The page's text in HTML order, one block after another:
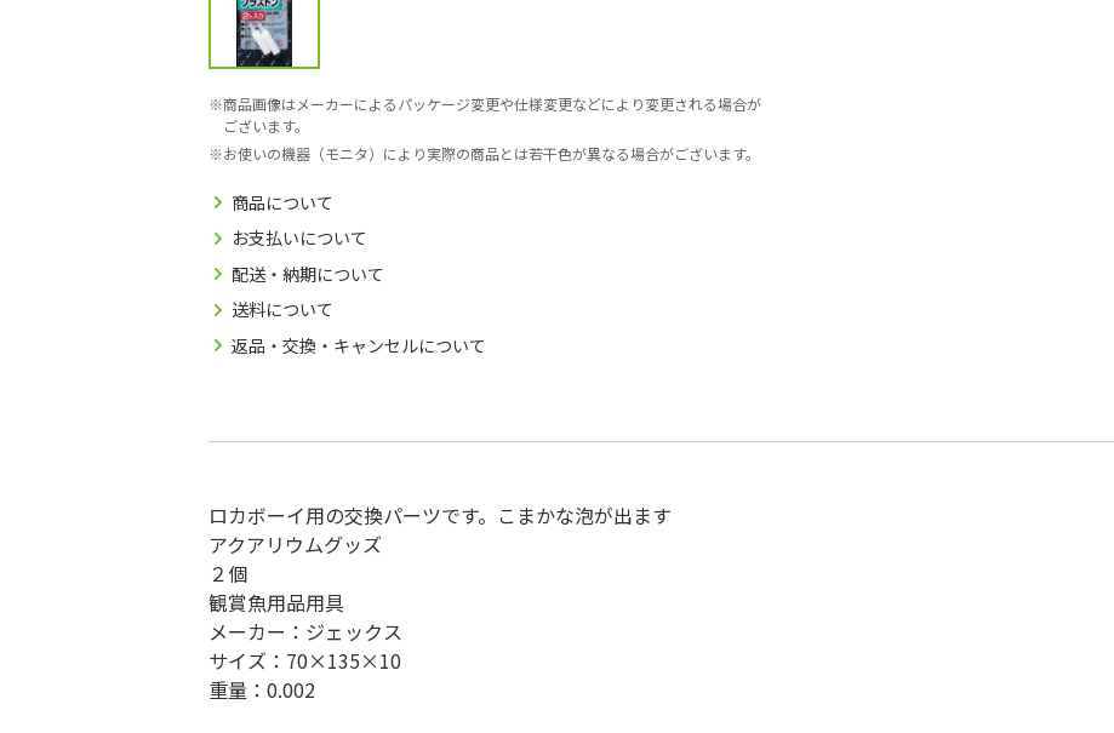
商品画像はメーカーによるパッケージ変更や仕様変更などにより変更される場合が
ございます。
お使いの機器（モニタ）により実際の商品とは若干色が異なる場合がございます。
商品について
お支払いについて
配送・納期について
送料について
返品・交換・キャンセルについて
ロカボーイ用の交換パーツです。こまかな泡が出ます
アクアリウムグッズ
２個
観賞魚用品用具
メーカー：ジェックス
サイズ：70×135×10
重量：0.002